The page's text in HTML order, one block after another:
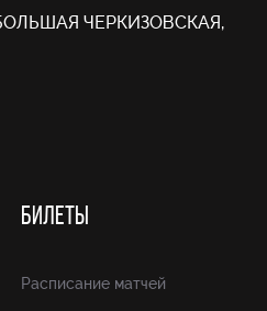
ЧЕРКИЗОВСКАЯ,
БИЛЕТЫ
Расписание матчей